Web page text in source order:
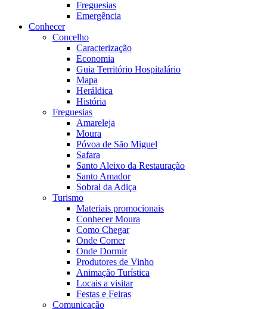
Freguesias
Emergência
Conhecer
Concelho
Caracterização
Economia
Guia Território Hospitalário
Mapa
Heráldica
História
Freguesias
Amareleja
Moura
Póvoa de São Miguel
Safara
Santo Aleixo da Restauração
Santo Amador
Sobral da Adiça
Turismo
Materiais promocionais
Conhecer Moura
Como Chegar
Onde Comer
Onde Dormir
Produtores de Vinho
Animação Turística
Locais a visitar
Festas e Feiras
Comunicação